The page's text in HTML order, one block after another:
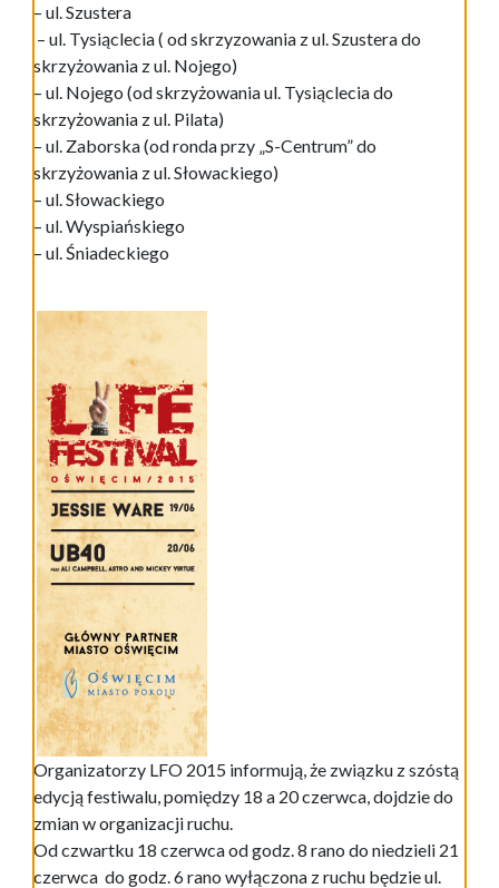
– ul. Szustera
– ul. Tysiąclecia ( od skrzyzowania z ul. Szustera do
skrzyżowania z ul. Nojego)
– ul. Nojego (od skrzyżowania ul. Tysiąclecia do
skrzyżowania z ul. Pilata)
– ul. Zaborska (od ronda przy „S-Centrum” do
skrzyżowania z ul. Słowackiego)
– ul. Słowackiego
– ul. Wyspiańskiego
– ul. Śniadeckiego
Organizatorzy LFO 2015 informują, że związku z szóstą
edycją festiwalu, pomiędzy 18 a 20 czerwca, dojdzie do
zmian w organizacji ruchu.
Od czwartku 18 czerwca od godz. 8 rano do niedzieli 21
czerwca do godz. 6 rano wyłączona z ruchu będzie ul.